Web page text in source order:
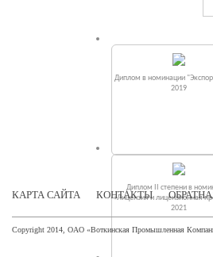
Диплом в номинации
2019
Диплом II степени в
«Лицензия и лицензионная
2021
КАРТА САЙТА КОНТАКТЫ
Copyright 2014, ОАО «Воткинская Промышленная